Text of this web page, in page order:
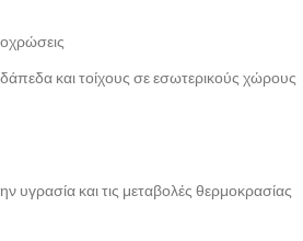
και τοίχους σε εσωτερικούς χώρους
υγρασία και τις μεταβολές θερμοκρασίας